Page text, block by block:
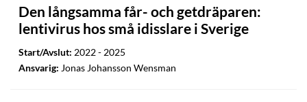
Den långsamma får- och getdräparen:
lentivirus hos små idisslare i Sverige
Start/Avslut: 2022 - 2025
Ansvarig: Jonas Johansson Wensman